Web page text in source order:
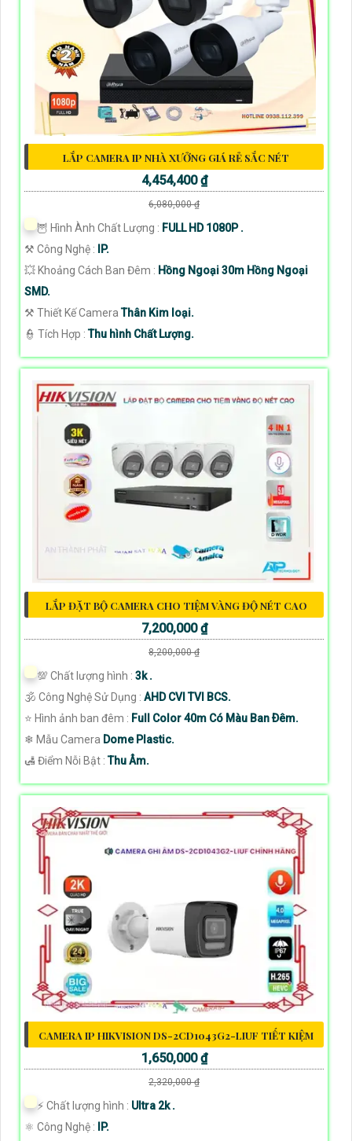
LẮP CAMERA IP NHÀ XƯỞNG GIÁ RẺ SẮC NÉT
4,454,400 ₫
6,080,000 ₫
🦉 Hình Ành Chất Lượng : FULL HD 1080P .
⚒ Công Nghệ : IP.
💥 Khoảng Cách Ban Đêm : Hồng Ngoại 30m Hồng Ngoại
SMD.
⚒ Thiết Kế CameraThân Kim loại.
️👮 Tích Hợp :Thu hình Chất Lượng.
LẮP ĐẶT BỘ CAMERA CHO TIỆM VÀNG ĐỘ NÉT CAO
7,200,000 ₫
8,200,000 ₫
💯 Chất lượng hình : 3k .
🕉️ Công Nghệ Sử Dụng : AHD CVI TVI BCS.
⭐ Hình ảnh ban đêm : Full Color 40m Có Màu Ban Ðêm.
❄ Mẫu Camera Dome Plastic.
️🛃 Điểm Nỗi Bật :Thu Âm.
CAMERA IP HIKVISION DS-2CD1043G2-LIUF TIẾT KIỆM
1,650,000 ₫
2,320,000 ₫
️⚡ Chất lượng hình : Ultra 2k .
⚛️ Công Nghệ :
IP.